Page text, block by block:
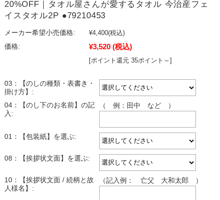
20%OFF｜タオル屋さんが愛するタオル 今治産フェ
イスタオル2P ●79210453
メーカー希望小売価格: ¥4,400(税込)
価格:
¥3,520 (税込)
[ポイント還元 35ポイント～]
03：【のしの種類・表書き・
掛け方】:
04：【のし下のお名前】の記
入:
（ 例：田中 など ）
01：【包装紙】を選ぶ:
08：【挨拶状文面】を選ぶ:
10：【挨拶状文面 / 続柄と故
人様名】:
（記入例： 亡父 大和太郎 ）